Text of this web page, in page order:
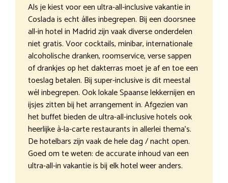
Als je kiest voor een ultra-all-inclusive vakantie in
Coslada is echt álles inbegrepen. Bij een doorsnee
all-in hotel in Madrid zijn vaak diverse onderdelen
niet gratis. Voor cocktails, minibar, internationale
alcoholische dranken, roomservice, verse sappen
of drankjes op het dakterras moet je af en toe een
toeslag betalen. Bij super-inclusive is dit meestal
wél inbegrepen. Ook lokale Spaanse lekkernijen en
ijsjes zitten bij het arrangement in. Afgezien van
het buffet bieden de ultra-all-inclusive hotels ook
heerlijke à-la-carte restaurants in allerlei thema’s.
De hotelbars zijn vaak de hele dag / nacht open.
Goed om te weten: de accurate inhoud van een
ultra-all-in vakantie is bij elk hotel weer anders.